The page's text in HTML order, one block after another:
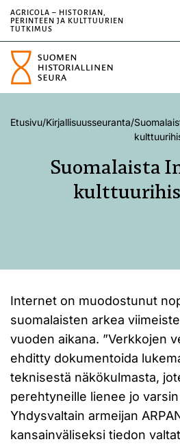
AGRICOLA – HISTORIAN,
PERINTEEN JA KULTTUURIEN
TUTKIMUS
Etusivu/Kirjallisuusseuranta/
Suomalaista
Internet on muodostunut
suomalaisten arkea
vuoden aikana. ”Verkkojen
ehditty dokumentoida
teknisestä näkökulmasta,
perehtyneille lienee jo
Yhdysvaltain armeijan
kansainväliseksi tiedon